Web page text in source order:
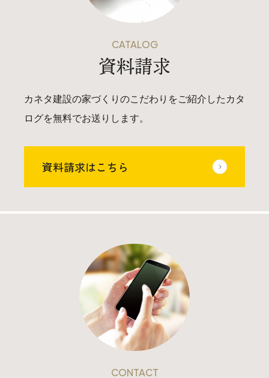
025-552-0456 (本社)
0120-470-456 (フリーダイヤル)
上越店
〒942-0072 新潟県上越市栄町2-11-40 1F
025-530-6711 (上越店)
CATALOG
資料請求
カネタ建設の家づくりのこだわりをご紹介したカタ
ログを無料でお送りします。
資料請求はこちら
CONTACT